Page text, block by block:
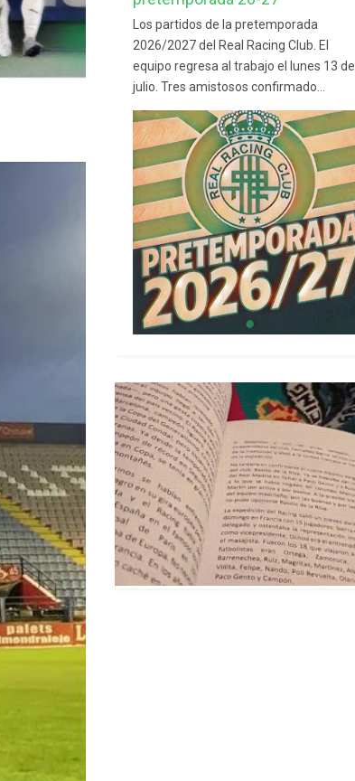
Los partidos de la pretemporada
2026/2027 del Real Racing Club. El
equipo regresa al trabajo el lunes 13 de
julio. Tres amistosos confirmado...